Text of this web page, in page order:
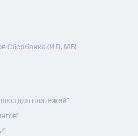
Сбербанка (ИП, МБ)
для платежей"